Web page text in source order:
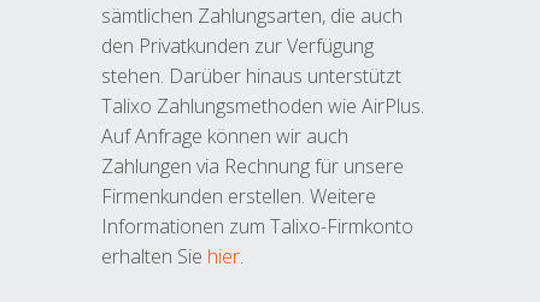
sämtlichen Zahlungsarten, die auch
den Privatkunden zur Verfügung
stehen. Darüber hinaus unterstützt
Talixo Zahlungsmethoden wie AirPlus.
Auf Anfrage können wir auch
Zahlungen via Rechnung für unsere
Firmenkunden erstellen. Weitere
Informationen zum Talixo-Firmkonto
erhalten Sie hier.